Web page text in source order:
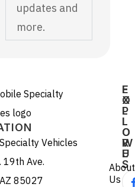
updates and
more.
Vehicles
19th Ave.
85027
E
X
P
L
O
R
E
About
Us
F
O
L
L
O
W
U
S